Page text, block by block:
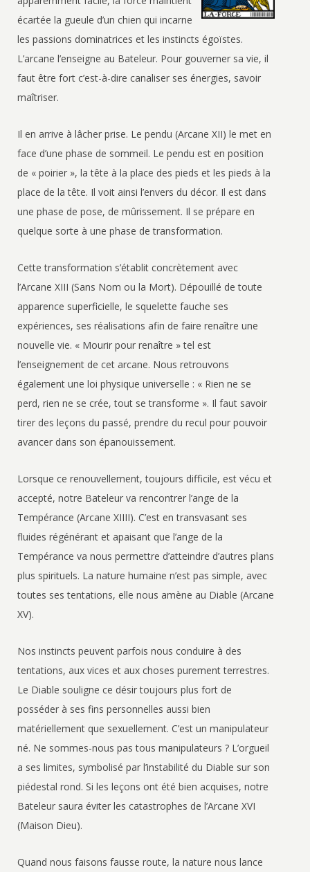
écartée la gueule d’un chien qui incarne
les passions dominatrices et les instincts égoïstes.
L’arcane l’enseigne au Bateleur. Pour gouverner sa vie, il
faut être fort c’est-à-dire canaliser ses énergies, savoir
maîtriser.
Il en arrive à lâcher prise. Le pendu (Arcane XII) le met en
face d’une phase de sommeil. Le pendu est en position
de « poirier », la tête à la place des pieds et les pieds à la
place de la tête. Il voit ainsi l’envers du décor. Il est dans
une phase de pose, de mûrissement. Il se prépare en
quelque sorte à une phase de transformation.
Cette transformation s’établit concrètement avec
l’Arcane XIII (Sans Nom ou la Mort). Dépouillé de toute
apparence superficielle, le squelette fauche ses
expériences, ses réalisations afin de faire renaître une
nouvelle vie. « Mourir pour renaître » tel est
l’enseignement de cet arcane. Nous retrouvons
également une loi physique universelle : « Rien ne se
perd, rien ne se crée, tout se transforme ». Il faut savoir
tirer des leçons du passé, prendre du recul pour pouvoir
avancer dans son épanouissement.
Lorsque ce renouvellement, toujours difficile, est vécu et
accepté, notre Bateleur va rencontrer l’ange de la
Tempérance (Arcane XIIII). C’est en transvasant ses
fluides régénérant et apaisant que l’ange de la
Tempérance va nous permettre d’atteindre d’autres plans
plus spirituels. La nature humaine n’est pas simple, avec
toutes ses tentations, elle nous amène au Diable (Arcane
XV).
Nos instincts peuvent parfois nous conduire à des
tentations, aux vices et aux choses purement terrestres.
Le Diable souligne ce désir toujours plus fort de
posséder à ses fins personnelles aussi bien
matériellement que sexuellement. C’est un manipulateur
né. Ne sommes-nous pas tous manipulateurs ? L’orgueil
a ses limites, symbolisé par l’instabilité du Diable sur son
piédestal rond. Si les leçons ont été bien acquises, notre
Bateleur saura éviter les catastrophes de l’Arcane XVI
(Maison Dieu).
Quand nous faisons fausse route, la nature nous lance